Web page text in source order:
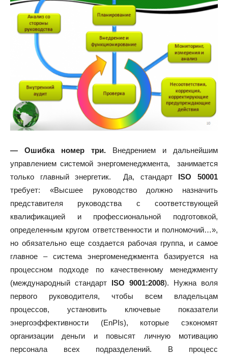
— Ошибка номер три. Внедрением и дальнейшим
управлением системой энергоменеджмента, занимается
только главный энергетик. Да, стандарт ISO 50001
требует: «Высшее руководство должно назначить
представителя руководства с соответствующей
квалификацией и профессиональной подготовкой,
определенным кругом ответственности и полномочий…»,
но обязательно еще создается рабочая группа, и самое
главное – система энергоменеджмента базируется на
процессном подходе по качественному менеджменту
(международный стандарт ISO 9001:2008). Нужна воля
первого руководителя, чтобы всем владельцам
процессов, установить ключевые показатели
энергоэффективности (EnPIs), которые сэкономят
организации деньги и повысят личную мотивацию
персонала всех подразделений. В процесс